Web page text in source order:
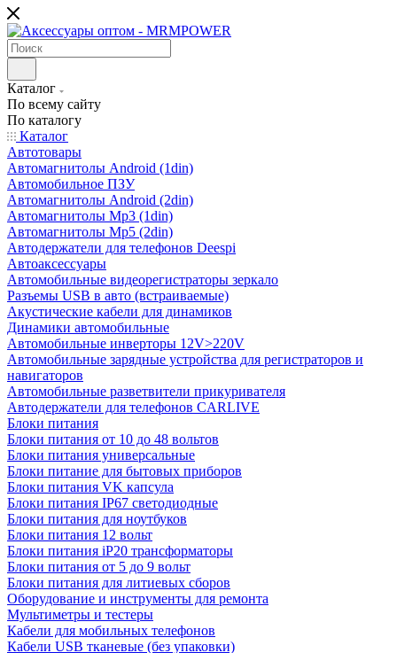
Каталог
По всему сайту
По каталогу
Каталог
Автотовары
Автомагнитолы Android (1din)
Автомобильное ПЗУ
Автомагнитолы Android (2din)
Автомагнитолы Mp3 (1din)
Автомагнитолы Mp5 (2din)
Автодержатели для телефонов Deespi
Автоаксессуары
Автомобильные видеорегистраторы зеркало
Разъемы USB в авто (встраиваемые)
Акустические кабели для динамиков
Динамики автомобильные
Автомобильные инверторы 12V>220V
Автомобильные зарядные устройства для регистраторов и
навигаторов
Автомобильные разветвители прикуривателя
Автодержатели для телефонов CARLIVE
Блоки питания
Блоки питания от 10 до 48 вольтов
Блоки питания универсальные
Блоки питание для бытовых приборов
Блоки питания VK капсула
Блоки питания IP67 светодиодные
Блоки питания для ноутбуков
Блоки питания 12 вольт
Блоки питания iP20 трансформаторы
Блоки питания от 5 до 9 вольт
Блоки питания для литиевых сборов
Оборудование и инструменты для ремонта
Мультиметры и тестеры
Кабели для мобильных телефонов
Кабели USB тканевые (без упаковки)